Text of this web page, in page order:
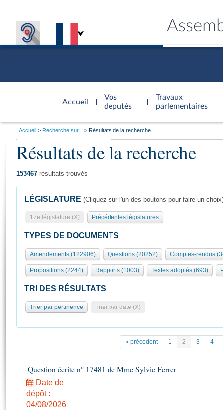
Accueil
d'accueil
Vos
députés
Travaux
parlementaires
Présidence
577 députés
Groupes politiques
Séance publique
Commissions et autres organes
Europe et International
Pétitions
Projets de loi
Propositions de loi
Amendements
Textes adoptés
Général
Rôle et pouvoirs de l'Assemblée
Organisation de l'Assemblée
Présidence Conférence des Présidents Bureau Collège des
Statistiques et chiffres clés
( Constitution | Règlement de l'Assemblée ... )
Histoire
Juniors
Visiter l'Assemblée
Visite virtuelle du palais Bourbon
Assister à une séance
Contacts et plan d'accès
Photos libres de droit
Vous
Accueil Recherche sur... Résultats de la recherche
Résultats de la recherche
153467 résultats trouvés
LÉGISLATURE (Cliquez sur l'un des boutons pour faire un choix)
17e législature (X) Précédentes législatures
TYPES DE DOCUMENTS
Amendements (122906) Questions (20252) Comptes-rendus
Propositions (2244) Rapports (1003) Textes adoptés (693)
TRI DES RÉSULTATS
Trier par pertinence Trier par date (X)
« précedent 1 2 3 4
Question écrite n° 17481 de Mme Sylvie Ferrer
Date de
dépôt :
04/08/2026